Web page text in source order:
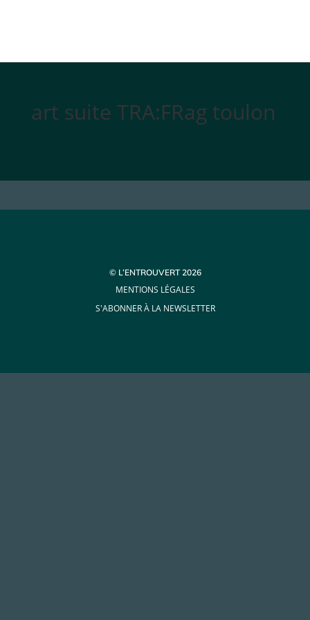
art suite TRA:FRag toulon
© L’ENTROUVERT 2026
MENTIONS LÉGALES
S'ABONNER À LA NEWSLETTER